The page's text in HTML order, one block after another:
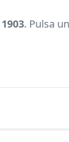
1903. Pulsa